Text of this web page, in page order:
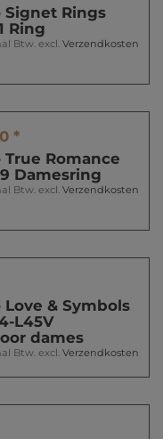
Signet Rings
Ring
Btw. excl. Verzendkosten
*
True Romance
Damesring
Btw. excl. Verzendkosten
Love & Symbols
L45V
dames
Btw. excl. Verzendkosten